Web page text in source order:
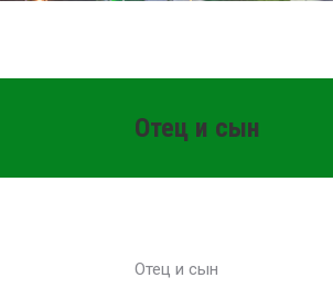
Отец и сын
Отец и сын